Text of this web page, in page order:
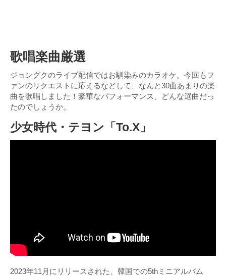
歌唱楽曲厳選
ジョングクのライブ配信ではお馴染みのカラオケ。今回もフ
ァンのリクエストに応えるなどして、なんと30曲あまりの楽
曲を歌唱しました！豪華なパフォーマンス、どんな選曲だっ
たのでしょうか。
少女時代・テヨン「To.X」
2023年11月にリリースされた、韓国での5thミニアルバム